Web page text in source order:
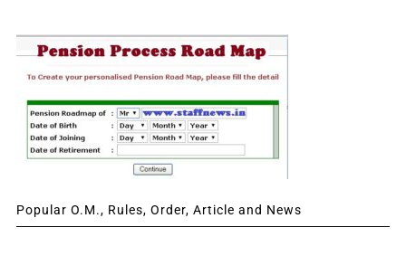
Popular O.M., Rules, Order, Article and News